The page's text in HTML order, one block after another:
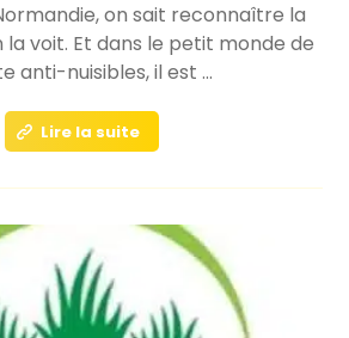
on sait reconnaître la
la voit. Et dans le petit monde de
anti-nuisibles, il est ...
Lire la suite